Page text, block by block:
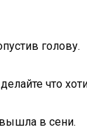
голову.
что
в сени.